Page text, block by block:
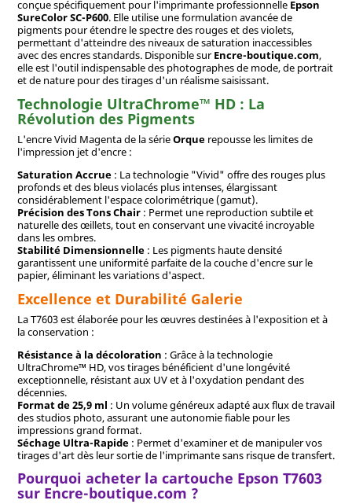
conçue spécifiquement pour l'imprimante professionnelle Epson
SureColor SC-P600. Elle utilise une formulation avancée de
pigments pour étendre le spectre des rouges et des violets,
permettant d'atteindre des niveaux de saturation inaccessibles
avec des encres standards. Disponible surEncre-boutique.com,
elle est l'outil indispensable des photographes de mode, de portrait
et de nature pour des tirages d'un réalisme saisissant.
Technologie UltraChrome™ HD : La
Révolution des Pigments
L'encre Vivid Magenta de la sérieOrquerepousse les limites de
l'impression jet d'encre :
Saturation Accrue: La technologie "Vivid" offre des rouges plus
profonds et des bleus violacés plus intenses, élargissant
considérablement l'espace colorimétrique (gamut).
Précision des Tons Chair: Permet une reproduction subtile et
naturelle des œillets, tout en conservant une vivacité incroyable
dans les ombres.
Stabilité Dimensionnelle: Les pigments haute densité
garantissent une uniformité parfaite de la couche d'encre sur le
papier, éliminant les variations d'aspect.
Excellence et Durabilité Galerie
La T7603 est élaborée pour les œuvres destinées à l'exposition et à
la conservation :
Résistance à la décoloration : Grâce à la technologie
UltraChrome™ HD, vos tirages bénéficient d'une longévité
exceptionnelle, résistant aux UV et à l'oxydation pendant des
décennies.
Format de 25,9 ml : Un volume généreux adapté aux flux de travail
des studios photo, assurant une autonomie fiable pour les
impressions grand format.
Séchage Ultra-Rapide: Permet d'examiner et de manipuler vos
tirages d'art dès leur sortie de l'imprimante sans risque de transfert.
Pourquoi acheter la cartouche Epson T7603
sur Encre-boutique.com ?